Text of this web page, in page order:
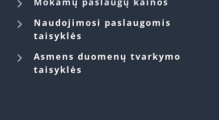
5
5
Naudojimosi paslaugomis
taisyklės
5
Asmens duomenų tvarkymo
taisyklės